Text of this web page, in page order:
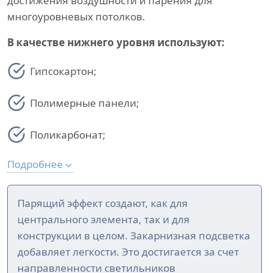
многоуровневых потолков.
В качестве нижнего уровня используют:
Гипсокартон;
Полимерные панели;
Поликарбонат;
Подробнее
Парящий эффект создают, как для
центрального элемента, так и для
конструкции в целом. Закарнизная подсветка
добавляет легкости. Это достигается за счет
направленности светильников